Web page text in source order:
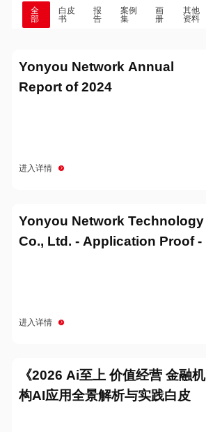
全
部
白皮
书
报
告
案例
集
画
册
其他
资料
Yonyou Network Annual
Report of 2024
进入详情
Yonyou Network Technology
Co., Ltd. - Application Proof -
进入详情
《2026 Ai至上 价值经营 金融机
构AI应用全景解析与实践白皮